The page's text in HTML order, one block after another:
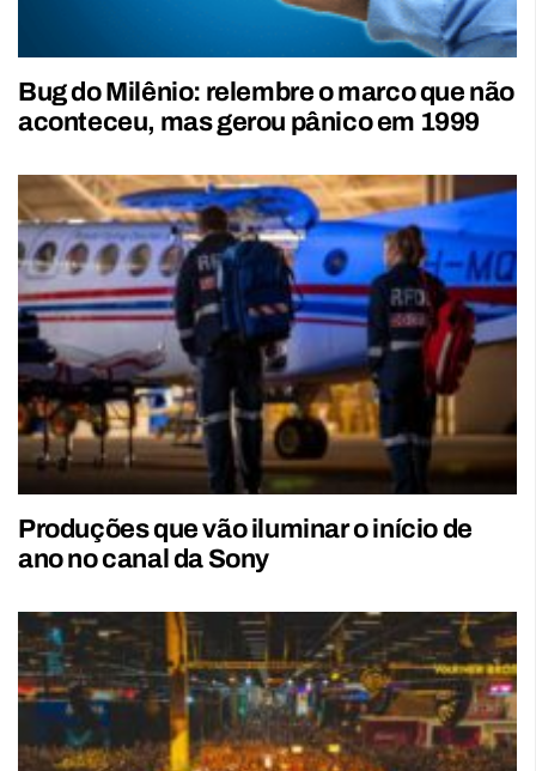
Bug do Milênio: relembre o marco que não
aconteceu, mas gerou pânico em 1999
Produções que vão iluminar o início de
ano no canal da Sony